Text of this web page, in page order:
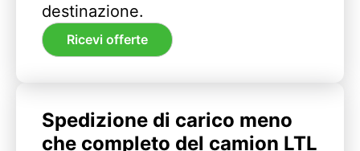
destinazione.
Ricevi offerte
Spedizione di carico meno
che completo del camion LTL